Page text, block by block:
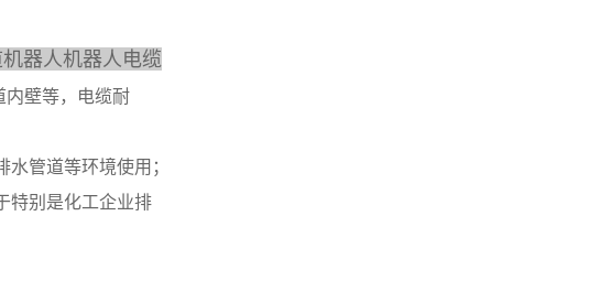
器人机器人电缆
内壁等，电缆耐
管道等环境使用；
特别是化工企业排